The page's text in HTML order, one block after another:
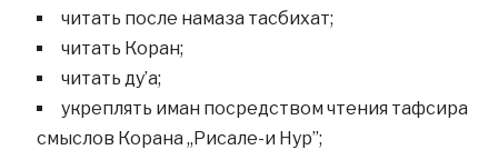
читать после намаза тасбихат;
читать Коран;
читать ду’а;
укреплять иман посредством чтения тафсира
смыслов Корана ,,Рисале-и Нур”;